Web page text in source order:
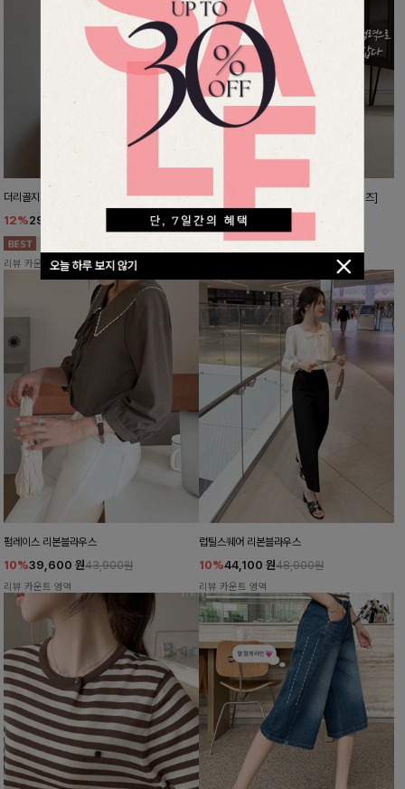
오늘 하루 보지 않기
더리골지 카라니트
12%29,900
리뷰 카운트 영역
강력한편안함 와이드슬랙스[FREE,L사이즈]
10% 37,800
리뷰 카운트 영역
펌레이스 리본블라우스
10%39,600 원43,900원
리뷰 카운트 영역
럽틸스퀘어 리본블라우스
10%44,100 원48,900원
리뷰 카운트 영역